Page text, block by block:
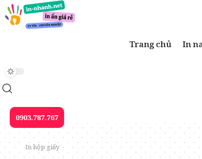
Trang chủ In
0903.787.767
In hộp giấy